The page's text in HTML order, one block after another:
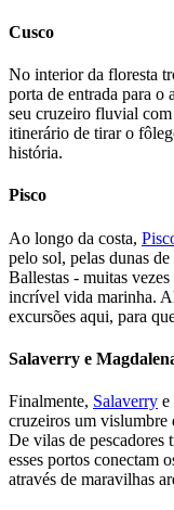
Cusco
No interior da floresta
porta de entrada para
seu cruzeiro fluvial
itinerário de tirar o
história.
Pisco
Ao longo da costa,
pelo sol, pelas dunas
Ballestas - muitas
incrível vida marinha.
excursões aqui, para
Salaverry e
Finalmente, Salaverry e
cruzeiros um vislumbre
De vilas de pescadores
esses portos conectam
através de maravilhas